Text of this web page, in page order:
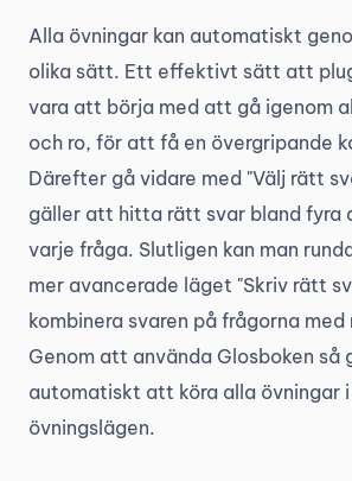
Alla övningar kan automatiskt
olika sätt. Ett effektivt sätt att
vara att börja med att gå igenom
och ro, för att få en övergripande
Därefter gå vidare med "Välj rätt
gäller att hitta rätt svar bland fyra
varje fråga. Slutligen kan man
mer avancerade läget "Skriv rätt
kombinera svaren på frågorna
Genom att använda Glosboken så
automatiskt att köra alla övningar
övningslägen.